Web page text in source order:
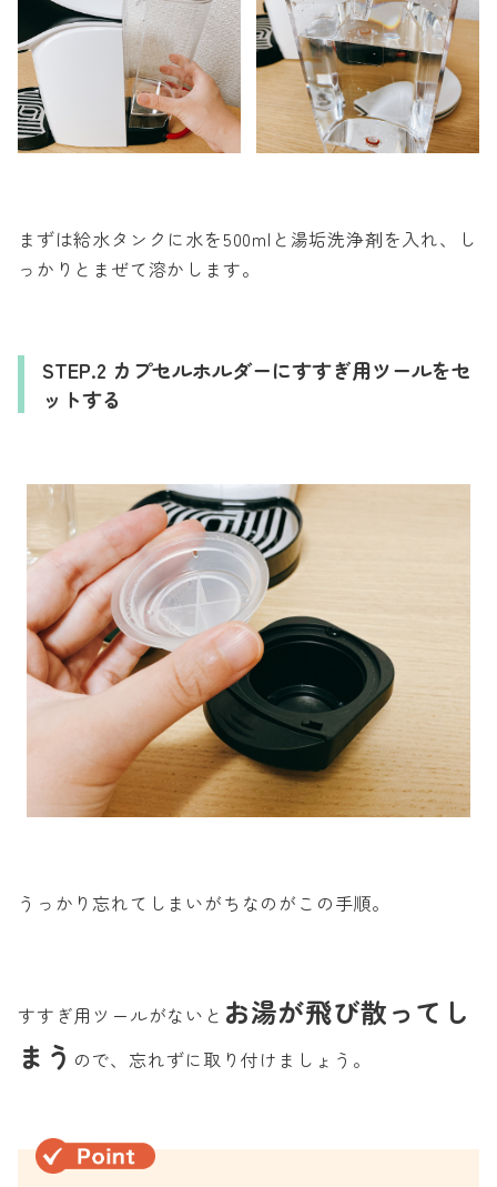
まずは給水タンクに水を500mlと湯垢洗浄剤を入れ、し
っかりとまぜて溶かします。
STEP.2 カプセルホルダーにすすぎ用ツールをセ
ットする
うっかり忘れてしまいがちなのがこの手順。
すすぎ用ツールがないと お湯が飛び散ってし
まう ので、忘れずに取り付けましょう。